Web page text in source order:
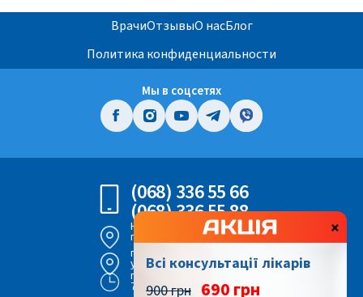
ВрачиОтзывыО насБлог
Политика конфиденциальности
Мы в соцсетях
(068) 336 55 66
(068) 336 55 88
Киев,
просп. Воздушных Сил 56
г. Киев,
ул. Героев Днепра 43
пн - вс
7:00 - 22:00
Всі консультації лікарів
900 грн 690 грн
×